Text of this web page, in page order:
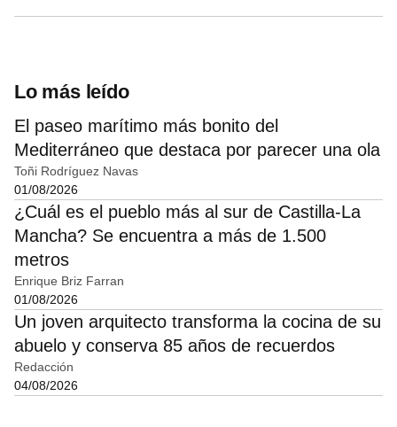
Lo más leído
El paseo marítimo más bonito del
Mediterráneo que destaca por parecer una ola
Toñi Rodríguez Navas
01/08/2026
¿Cuál es el pueblo más al sur de Castilla-La
Mancha? Se encuentra a más de 1.500
metros
Enrique Briz Farran
01/08/2026
Un joven arquitecto transforma la cocina de su
abuelo y conserva 85 años de recuerdos
Redacción
04/08/2026